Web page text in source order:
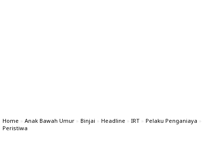
Home » Anak Bawah Umur » Binjai » Headline » IRT » Pelaku Penganiaya »
Peristiwa